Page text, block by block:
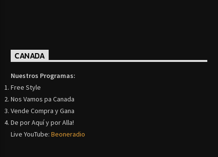
CANADA
Nuestros Programas:
Free Style
Nos Vamos pa Canada
Vende Compra y Gana
De por Aquí y por Alla!
Live YouTube:Beoneradio